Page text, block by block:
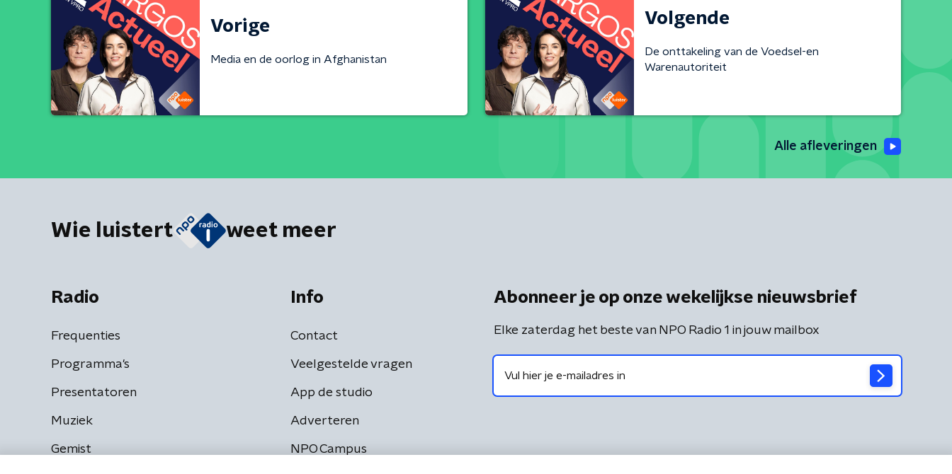
Vorige
Media en de oorlog in Afghanistan
Volgende
De onttakeling van de Voedsel-en
Warenautoriteit
Alle afleveringen
Wie luistert weet meer
Radio
Frequenties
Programma's
Presentatoren
Muziek
Gemist
Info
Contact
Veelgestelde vragen
App de studio
Adverteren
NPO Campus
Abonneer je op onze wekelijkse nieuwsbrief
Elke zaterdag het beste van NPO Radio 1 in jouw mailbox